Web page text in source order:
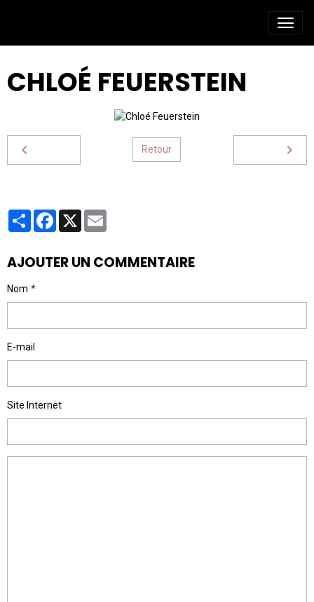
CHLOÉ FEUERSTEIN
Retour
PartagerFacebook
X
AJOUTER UN COMMENTAIRE
Nom
E-mail
Site Internet